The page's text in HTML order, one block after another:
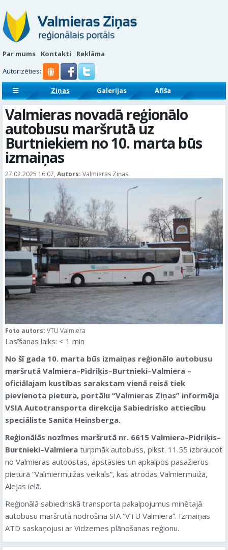
Par mums Kontakti
Reklāma
Autorizēties:
Ziņas Galerijas
Afiša
Sludinājumi
Valmieras novadā reģionālo
autobusu maršrutā uz
Burtniekiem no 10. marta būs
izmaiņas
27.02.2025 16:07, Autors: Valmieras Ziņas
Foto autors: VTU Valmiera
Lasīšanas laiks: < 1 min
No šī gada 10. marta būs izmaiņas reģionālo autobusu
maršrutā Valmiera–Pidriķis–Burtnieki–Valmiera –
oficiālajam kustības sarakstam vienā reisā tiek
pievienota pietura, portālu “Valmieras Ziņas” informēja
VSIA Autotransporta direkcija Sabiedrisko attiecību
speciāliste Sanita Heinsberga.
Reģionālās nozīmes maršrutā nr. 6615 Valmiera–Pidriķis–
Burtnieki–Valmiera turpmāk autobuss, plkst. 11.55 izbraucot
no Valmieras autoostas, apstāsies un apkalpos pasažierus
pieturā “Valmiermuižas veikals”, kas atrodas Valmiermuižā,
Alejas ielā.
Reģionālā sabiedriskā transporta pakalpojumus minētajā
autobusu maršrutā nodrošina SIA “VTU Valmiera”. Izmaiņas
ATD saskaņojusi ar Vidzemes plānošanas reģionu.